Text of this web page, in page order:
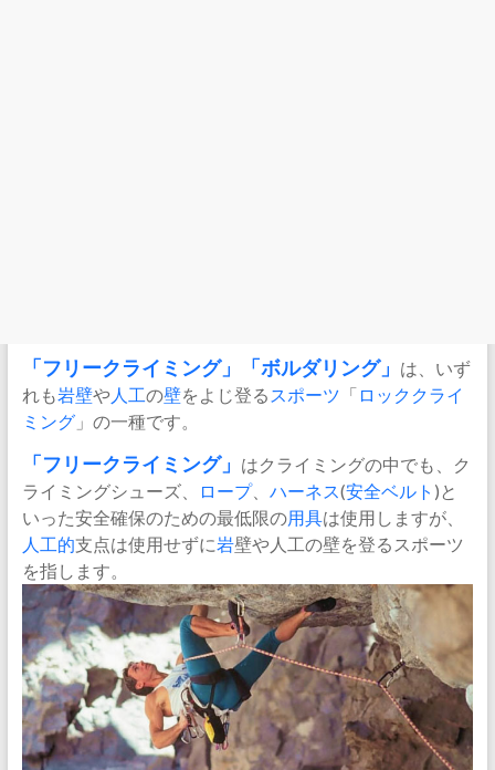
「 フリークライミング」 「 ボルダリング」 は、いず
れも岩壁や人工の壁をよじ登る スポーツ 「 ロッククライ
ミング」の一種です。
「フリークライミング」 はクライミングの中でも、ク
ライミングシューズ、
ロープ、 ハーネス(安全ベルト )と
いった安全確保のための最低限の用具は使用しますが、
人工的支点は使用せずに岩壁や人工の壁を登るスポーツ
を指します。